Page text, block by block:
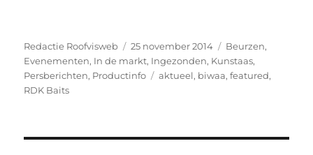
Auteur
Redactie Roofvisweb
Geplaatst
op
25 november 2014 Categorieën
Beurzen,
Evenementen, In de markt, Ingezonden, Kunstaas,
Persberichten, Productinfo Tags
aktueel, biwaa,featured,
RDK Baits